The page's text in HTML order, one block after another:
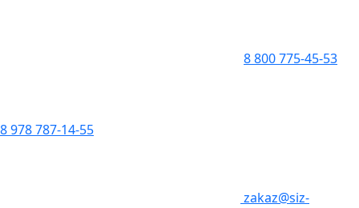
8 800 775-45-53
8 978 787-14-55
zakaz@siz-